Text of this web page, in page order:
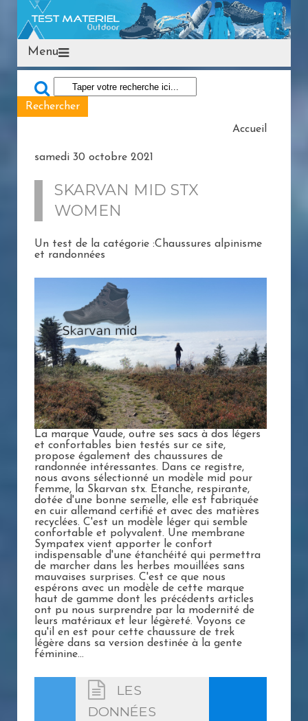
Menu
Accueil
samedi 30 octobre 2021
SKARVAN MID STX
WOMEN
Un test de la catégorie :Chaussures alpinisme
et randonnées
La marque Vaude, outre ses sacs à dos légers
et confortables bien testés sur ce site,
propose également des chaussures de
randonnée intéressantes. Dans ce registre,
nous avons sélectionné un modèle mid pour
femme, la Skarvan stx. Etanche, respirante,
dotée d'une bonne semelle, elle est fabriquée
en cuir allemand certifié et avec des matières
recyclées. C'est un modèle léger qui semble
confortable et polyvalent. Une membrane
Sympatex vient apporter le confort
indispensable d'une étanchéité qui permettra
de marcher dans les herbes mouillées sans
mauvaises surprises. C'est ce que nous
espérons avec un modèle de cette marque
haut de gamme dont les précédents articles
ont pu nous surprendre par la modernité de
leurs matériaux et leur légèreté. Voyons ce
qu'il en est pour cette chaussure de trek
légère dans sa version destinée à la gente
féminine...
LES
DONNÉES